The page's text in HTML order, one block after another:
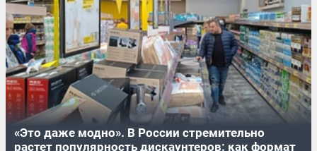
«Это даже модно». В России стремительно
растет популярность дискаунтеров: как формат